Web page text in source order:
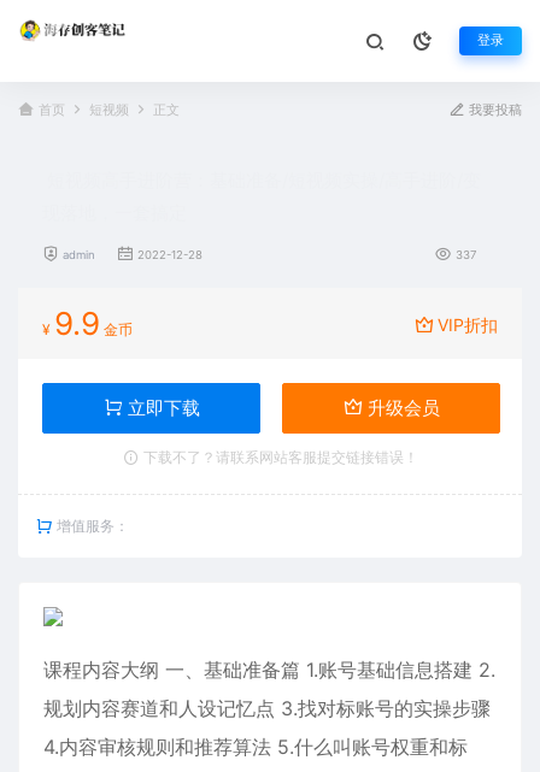
登录
首页 短视频 正文 我要投稿
admin 2022-12-28 337
¥ 9.9 金币 VIP折扣
立即下载 升级会员
下载不了？请联系网站客服提交链接错误！
增值服务：
课程内容大纲 一、基础准备篇 1.账号基础信息搭建 2.
规划内容赛道和人设记忆点 3.找对标账号的实操步骤
4.内容审核规则和推荐算法 5.什么叫账号权重和标